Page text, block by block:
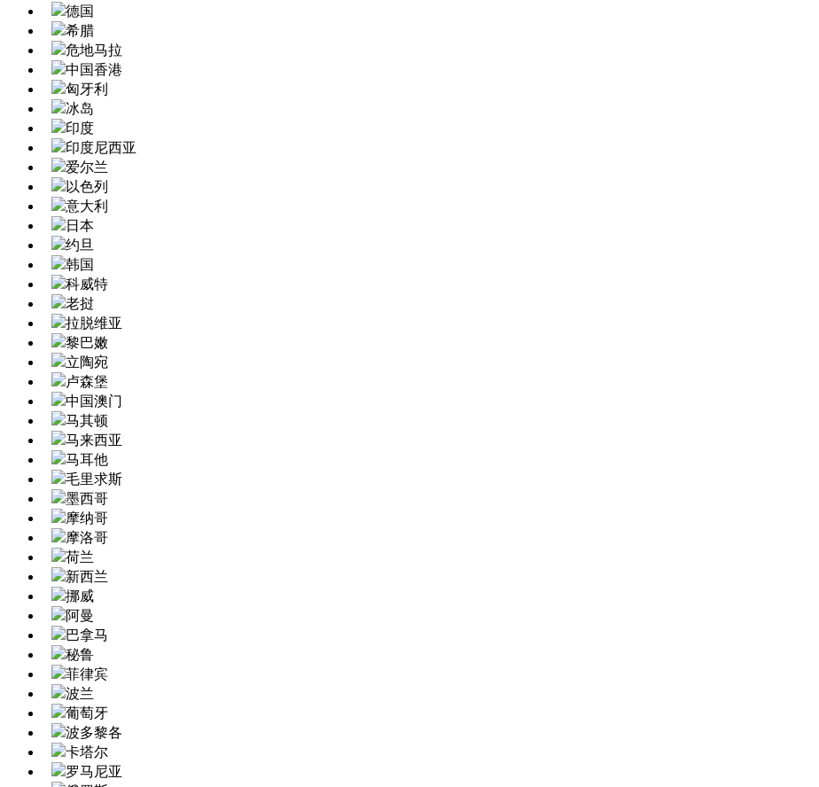
德国
希腊
危地马拉
中国香港
匈牙利
冰岛
印度
印度尼西亚
爱尔兰
以色列
意大利
日本
约旦
韩国
科威特
老挝
拉脱维亚
黎巴嫩
立陶宛
卢森堡
中国澳门
马其顿
马来西亚
马耳他
毛里求斯
墨西哥
摩纳哥
摩洛哥
荷兰
新西兰
挪威
阿曼
巴拿马
秘鲁
菲律宾
波兰
葡萄牙
波多黎各
卡塔尔
罗马尼亚